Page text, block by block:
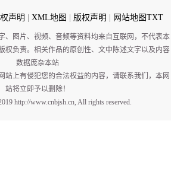
声明 XML地图 版权声明 网站地图TXT
、图片、视频、音频等资料均来自互联网，不代表本
权负责。相关作品的原创性、文中陈述文字以及内容
数据庞杂本站
站上有侵犯您的合法权益的内容，请联系我们，本网
站将立即予以删除！
http://www.cnbjsh.cn, All rights reserved.